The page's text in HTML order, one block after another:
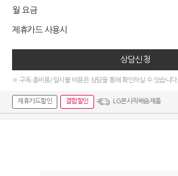
월 요금
제휴카드 사용시
상담신청
※ 구독 총비용/일시불 비용은 상담을 통해 확인하실 수 있습니다.
제휴카드할인 결합할인 LG본사직배송제품